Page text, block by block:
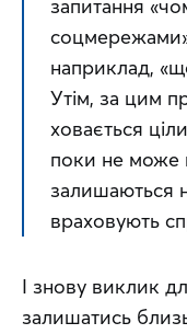
запитання «
соцмережами
наприклад, «
Утім, за цим
ховається
поки не може
залишаються
враховують
І знову виклик
залишатись